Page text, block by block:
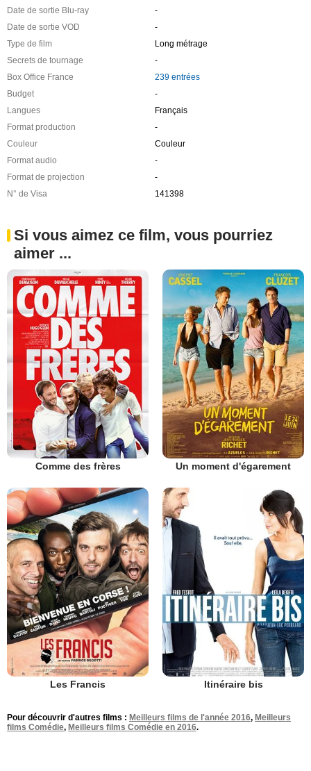
Date de sortie Blu-ray
-
Date de sortie VOD
-
Type de film
Long métrage
Secrets de tournage
-
Box Office France
239 entrées
Budget
-
Langues
Français
Format production
-
Couleur
Couleur
Format audio
-
Format de projection
-
N° de Visa
141398
Si vous aimez ce film, vous pourriez
aimer ...
Comme des frères Un moment d'égarement
Les Francis Itinéraire bis
Pour découvrir d'autres films : Meilleurs films de l'année 2016, Meilleurs
films Comédie, Meilleurs films Comédie en 2016.